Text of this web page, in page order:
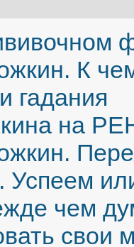
К
гадания
на
Успеем
чем
свои